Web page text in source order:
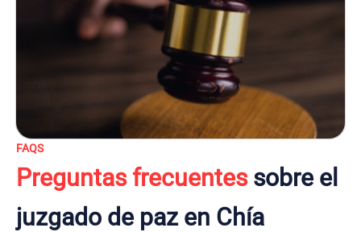
FAQS
Preguntas frecuentessobre el
juzgado de paz en Chía